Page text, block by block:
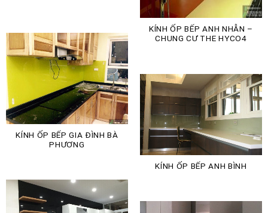
KÍNH ỐP BẾP ANH NHẪN –
CHUNG CƯ THE HYCO4
KÍNH ỐP BẾP GIA ĐÌNH BÀ
PHƯƠNG
KÍNH ỐP BẾP ANH BÌNH